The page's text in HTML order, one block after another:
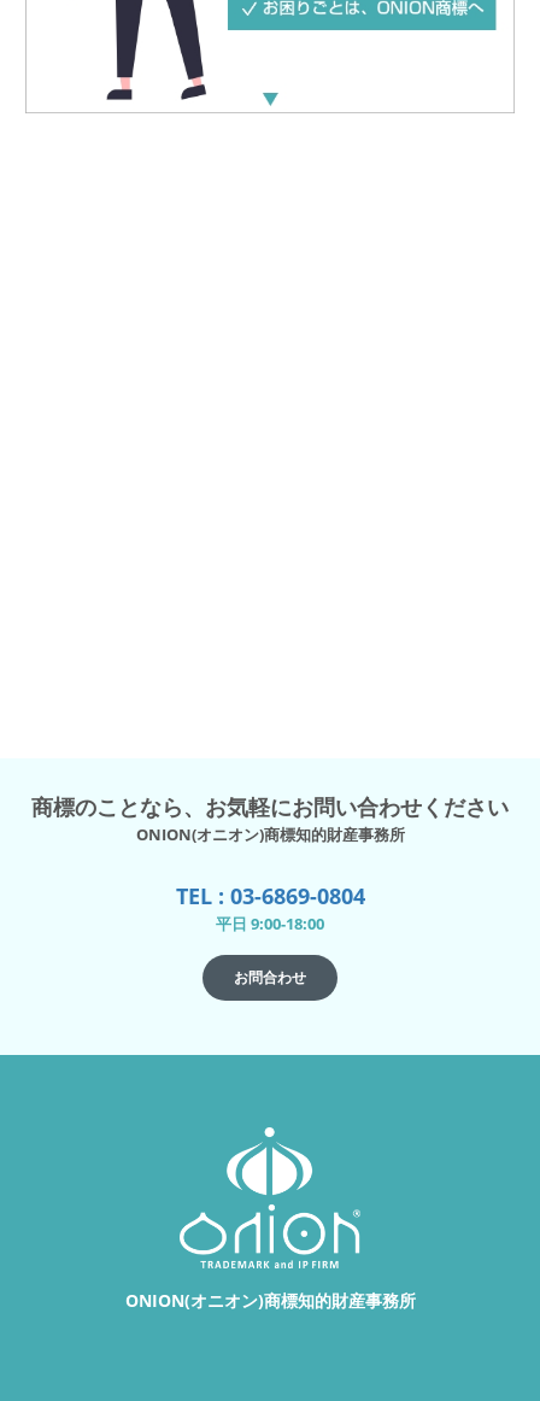
商標のことなら、お気軽にお問い合わせください
ONION(オニオン)商標知的財産事務所
TEL : 03-6869-0804
平日 9:00-18:00
お問合わせ
ONION(オニオン)商標知的財産事務所